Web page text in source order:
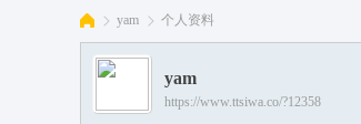
›
yam
›
个人资料
yam
https://www.ttsiwa.co/?12358